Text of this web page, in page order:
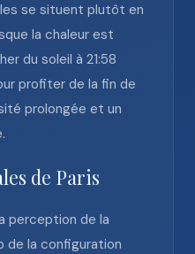
se situent plutôt en
la chaleur est
du soleil à 21:58
profiter de la fin de
prolongée et un
de Paris
perception de la
de la configuration